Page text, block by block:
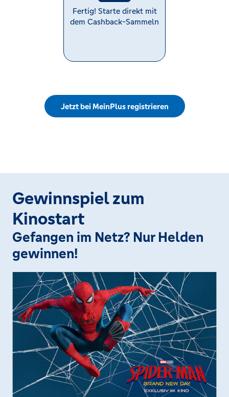
Fertig! Starte direkt mit
dem Cashback-Sammeln
Jetzt bei MeinPlus registrieren
Gewinnspiel zum
Kinostart
Gefangen im Netz? Nur Helden
gewinnen!